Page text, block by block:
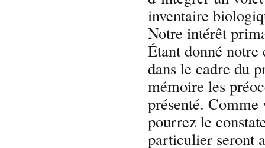
inventaire
Notre intérêt
Étant donné notre
dans le cadre du
mémoire les
présenté. Comme
pourrez le
particulier seront